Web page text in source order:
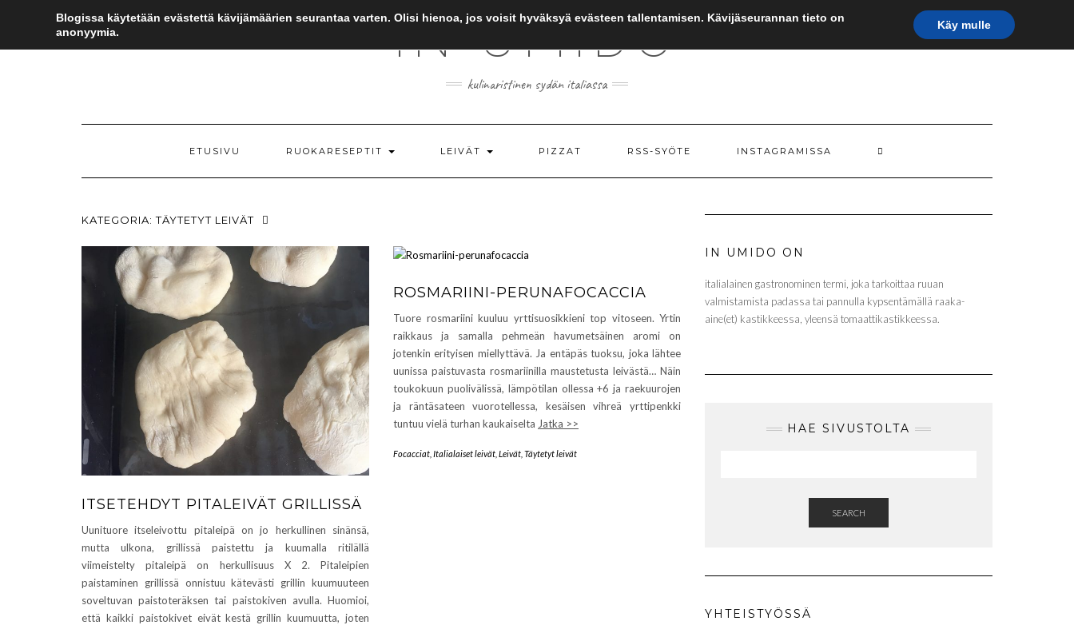
IN UMIDO
kulinaristinen sydän italiassa
ETUSIVU RUOKARESEPTIT LEIVÄT PIZZAT RSS-SYÖTE INSTAGRAMISSA
KATEGORIA:TÄYTETYT LEIVÄT
ITSETEHDYT PITALEIVÄT GRILLISSÄ
Uunituore itseleivottu pitaleipä on jo herkullinen sinänsä,
mutta ulkona, grillissä paistettu ja kuumalla ritilällä
viimeistelty pitaleipä on herkullisuus X 2. Pitaleipien
paistaminen grillissä onnistuu kätevästi grillin kuumuuteen
soveltuvan paistoteräksen tai paistokiven avulla. Huomioi,
että kaikki paistokivet eivät kestä grillin kuumuutta, joten
ROSMARIINI-PERUNAFOCACCIA
Tuore rosmariini kuuluu yrttisuosikkieni top vitoseen. Yrtin
raikkaus ja samalla pehmeän havumetsäinen aromi on
jotenkin erityisen miellyttävä. Ja entäpäs tuoksu, joka lähtee
uunissa paistuvasta rosmariinilla maustetusta leivästä… Näin
toukokuun puolivälissä, lämpötilan ollessa +6 ja raekuurojen
ja räntäsateen vuorotellessa, kesäisen vihreä yrttipenkki
tuntuu vielä turhan kaukaiselta Jatka >>
Focacciat Italialaiset leivät Leivät Täytetyt leivät
IN UMIDO ON
italialainen gastronominen termi, joka tarkoittaa ruuan
valmistamista padassa tai pannulla kypsentämällä raaka-
aine(et) kastikkeessa, yleensä tomaattikastikkeessa.
HAE SIVUSTOLTA
SEARCH
YHTEISTYÖSSÄ
Blogissa käytetään evästettä kävijämäärien seurantaa varten. Olisi hienoa, jos voisit hyväksyä evästeen tallentamisen. Kävijäseurannan tieto on
anonyymia.
Käy mulle